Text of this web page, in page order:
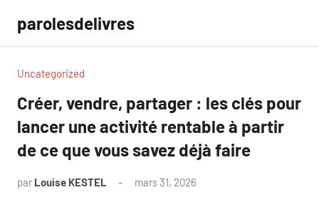
contenu
parolesdelivres
Uncategorized
Créer, vendre, partager : les clés pour
lancer une activité rentable à partir
de ce que vous savez déjà faire
par Louise KESTEL mars 31, 2026